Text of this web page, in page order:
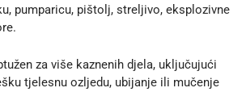
pumparicu, pištolj, streljivo, eksplozivne
za više kaznenih djela, uključujući
tjelesnu ozljedu, ubijanje ili mučenje